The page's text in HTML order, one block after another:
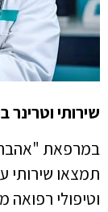
שירותי וטרינר
במרפאת "אהבת
תמצאו שירותי
וטיפולי רפואה